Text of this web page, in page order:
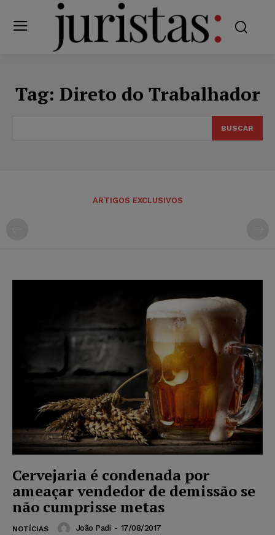
Tag: Direto do Trabalhador
BUSCAR
ARTIGOS EXCLUSIVOS
Cervejaria é condenada por
ameaçar vendedor de demissão se
não cumprisse metas
NOTÍCIAS João Padi - 17/08/2017